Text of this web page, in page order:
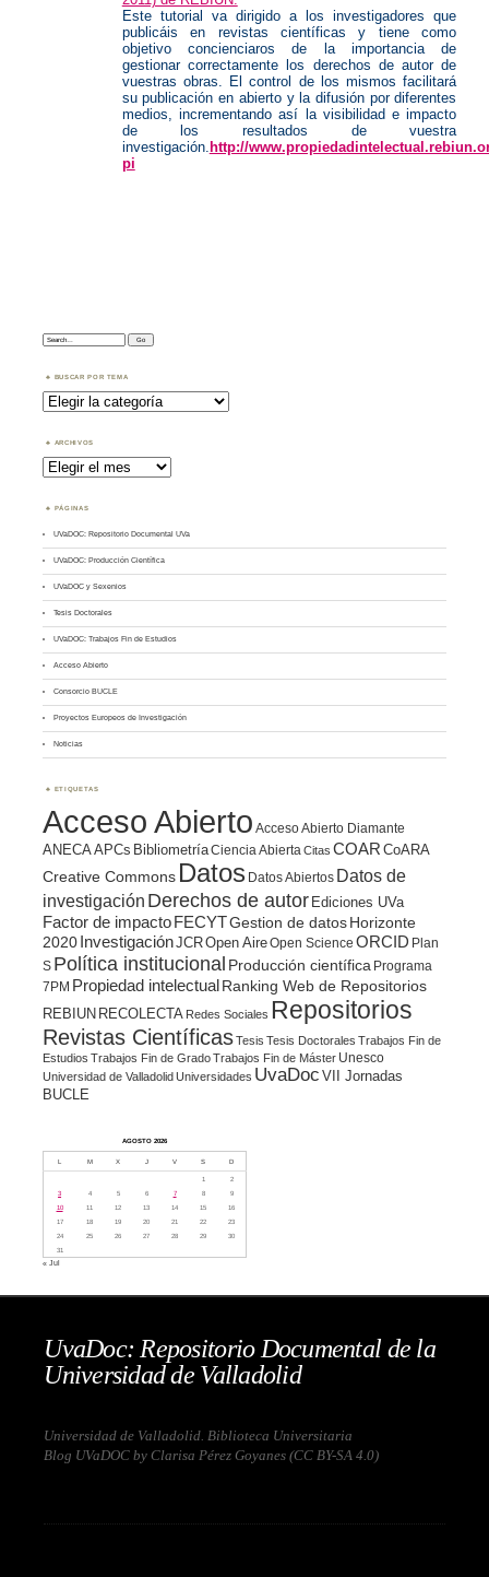
Este tutorial va dirigido a los investigadores que
publicáis en revistas científicas y tiene como
objetivo concienciaros de la importancia de
gestionar correctamente los derechos de autor de
vuestras obras. El control de los mismos facilitará
su publicación en abierto y la difusión por diferentes
medios, incrementando así la visibilidad e impacto
de los resultados de vuestra
investigación. http://
pi
Search:
BUSCAR POR TEMA
Buscar
por
Tema
ARCHIVOS
Archivos
PÁGINAS
UVaDOC: Repositorio Documental UVa
UVaDOC: Producción Científica
UVaDOC y Sexenios
Tesis Doctorales
UVaDOC: Trabajos Fin de Estudios
Acceso Abierto
Consorcio BUCLE
Proyectos Europeos de Investigación
Noticias
ETIQUETAS
Acceso Abierto Acceso Abierto Diamante
ANECAAPCs BibliometríaCiencia Abierta Citas COAR CoARA
Creative Commons Datos Datos Abiertos Datos de
investigación Derechos de autor Ediciones UVa
Factor de impacto FECYTGestion de datosHorizonte
2020 InvestigaciónJCROpen AireOpen Science ORCID Plan
S Política institucional Producción científica Programa
7PM Propiedad intelectualRanking Web de Repositorios
REBIUN RECOLECTA Redes Sociales Repositorios
Revistas CientíficasTesis Tesis Doctorales Trabajos Fin de
Estudios Trabajos Fin de GradoTrabajos Fin de Máster Unesco
Universidad de Valladolid Universidades UvaDoc VII Jornadas
BUCLE
AGOSTO 2026
L M X J V S D
1
2
3
4 5 6 7 8
9
10
11 12 13 14 15
16
17
18 19 20 21 22
23
24
25 26 27 28 29
30
31
« Jul
UvaDoc: Repositorio Documental de la
Universidad de Valladolid
Universidad de Valladolid. Biblioteca Universitaria
Blog UVaDOC by Clarisa Pérez Goyanes (CC BY-SA 4.0)